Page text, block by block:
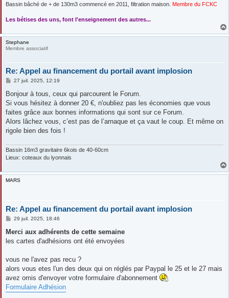
Bassin bâché de + de 130m3 commencé en 2011, filtration maison. Membre du FCKC
Les bétises des uns, font l'enseignement des autres...
Stephane
Membre associatif
Re: Appel au financement du portail avant implosion
M
s
a
g
27 juil. 2025, 12:19
Bonjour à tous, ceux qui parcourent le Forum.
Si vous hésitez à donner 20 €, n'oubliez pas les économies que vous
faites grâce aux bonnes informations qui sont sur ce Forum.
Alors lâchez vous, c’est pas de l’arnaque et ça vaut le coup. Et même on
rigole bien des fois !
Bassin 16m3 gravitaire 6kois de 40-60cm
Lieux: coteaux du lyonnais
MARS
Re: Appel au financement du portail avant implosion
M
s
a
29 juil. 2025, 18:46
Merci aux adhérents de cette semaine
les cartes d'adhésions ont été envoyées
vous ne l'avez pas recu ?
alors vous etes l'un des deux qui on réglés par Paypal le 25 et le 27 mais
avez omis d'envoyer votre formulaire d'abonnement
Formulaire Adhésion